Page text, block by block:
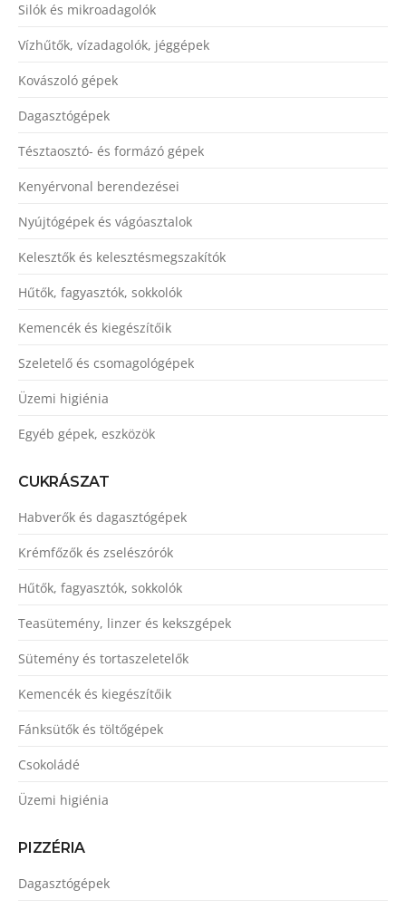
Silók és mikroadagolók
Vízhűtők, vízadagolók, jéggépek
Kovászoló gépek
Dagasztógépek
Tésztaosztó- és formázó gépek
Kenyérvonal berendezései
Nyújtógépek és vágóasztalok
Kelesztők és kelesztésmegszakítók
Hűtők, fagyasztók, sokkolók
Kemencék és kiegészítőik
Szeletelő és csomagológépek
Üzemi higiénia
Egyéb gépek, eszközök
CUKRÁSZAT
Habverők és dagasztógépek
Krémfőzők és zselészórók
Hűtők, fagyasztók, sokkolók
Teasütemény, linzer és kekszgépek
Sütemény és tortaszeletelők
Kemencék és kiegészítőik
Fánksütők és töltőgépek
Csokoládé
Üzemi higiénia
PIZZÉRIA
Dagasztógépek